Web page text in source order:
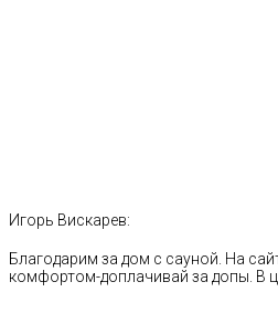
Игорь Вискарев:
Благодарим за дом с сауной. На
комфортом-доплачивай за допы. В